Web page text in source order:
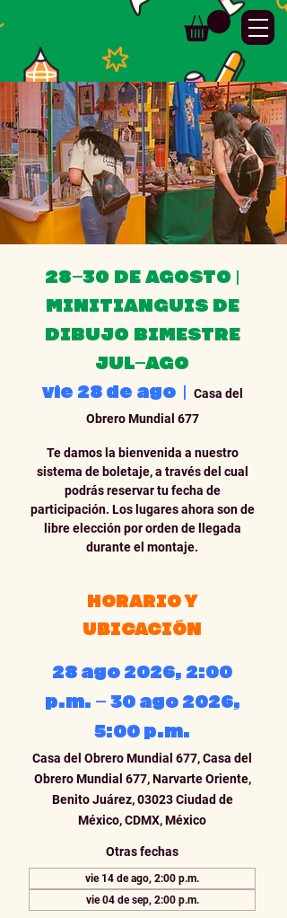
28–30 DE AGOSTO |
MINITIANGUIS DE
DIBUJO BIMESTRE
JUL–AGO
vie 28 de ago
  |
Casa del
Obrero Mundial 677
Te damos la bienvenida a nuestro
sistema de boletaje, a través del cual
podrás reservar tu fecha de
participación. Los lugares ahora son de
libre elección por orden de llegada
durante el montaje.
HORARIO Y
UBICACIÓN
28 ago 2026, 2:00
p.m. – 30 ago 2026,
5:00 p.m.
Casa del Obrero Mundial 677, Casa del
Obrero Mundial 677, Narvarte Oriente,
Benito Juárez, 03023 Ciudad de
México, CDMX, México
Otras fechas
vie 14 de ago, 2:00 p.m.
vie 04 de sep, 2:00 p.m.